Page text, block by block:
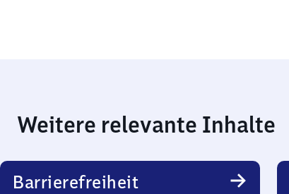
Weitere relevante Inhalte
Barrierefreiheit